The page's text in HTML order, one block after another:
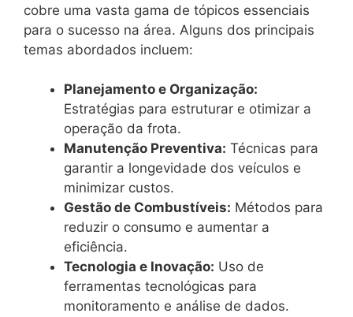
cobre uma vasta gama de tópicos essenciais
para o sucesso na área. Alguns dos principais
temas abordados incluem:
Planejamento e Organização:
Estratégias para estruturar e otimizar a
operação da frota.
Manutenção Preventiva: Técnicas para
garantir a longevidade dos veículos e
minimizar custos.
Gestão de Combustíveis: Métodos para
reduzir o consumo e aumentar a
eficiência.
Tecnologia e Inovação: Uso de
ferramentas tecnológicas para
monitoramento e análise de dados.